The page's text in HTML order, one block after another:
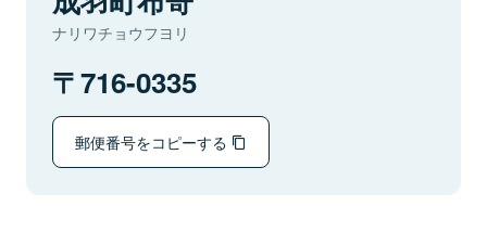
ナリワチョウフヨリ
716-0335
郵便番号をコピーする